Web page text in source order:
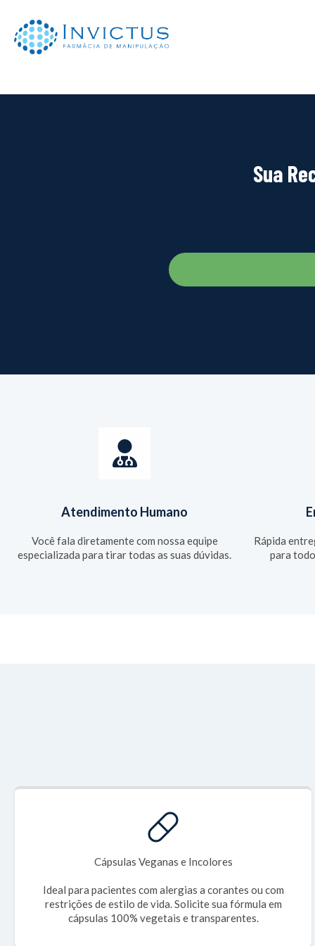
Sua
Atendimento Humano
Você fala diretamente com nossa equipe
especializada para tirar todas as suas dúvidas.
Rápida
para
Cápsulas Veganas e Incolores
Ideal para pacientes com alergias a corantes ou com
restrições de estilo de vida. Solicite sua fórmula em
cápsulas 100% vegetais e transparentes.